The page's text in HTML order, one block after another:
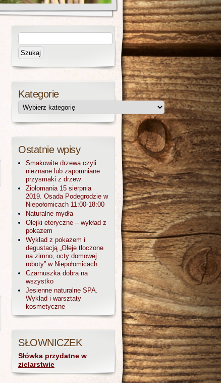
Kategorie
Ostatnie wpisy
Smakowite drzewa czyli
nieznane lub zapomniane
przysmaki z drzew
Ziołomania 15 sierpnia
2019. Osada Podegrodzie w
Niepołomicach 11:00-18:00
Naturalne mydła
Olejki eteryczne – wykład z
pokazem
Wykład z pokazem i
degustacją „Oleje tłoczone
na zimno, octy domowej
roboty” w Niepołomicach
Czarnuszka dobra na
wszystko
Jesienne naturalne SPA.
Wykład i warsztaty
kosmetyczne
SŁOWNICZEK
Słówka przydatne w
zielarstwie